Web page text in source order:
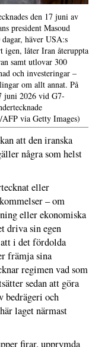
den 17 juni av
president Masoud
häver USA:s
igen, låter Iran återuppta
samt utlovar 300
och investeringar –
om allt annat. På
juni 2026 vid G7-
via Getty Images)
att den iranska
några som helst
eller
– om
eller ekonomiska
driva sin egen
i det fördolda
främja sina
regimen vad som
sedan att göra
bedrägeri och
laget närmast
firar, upprymda